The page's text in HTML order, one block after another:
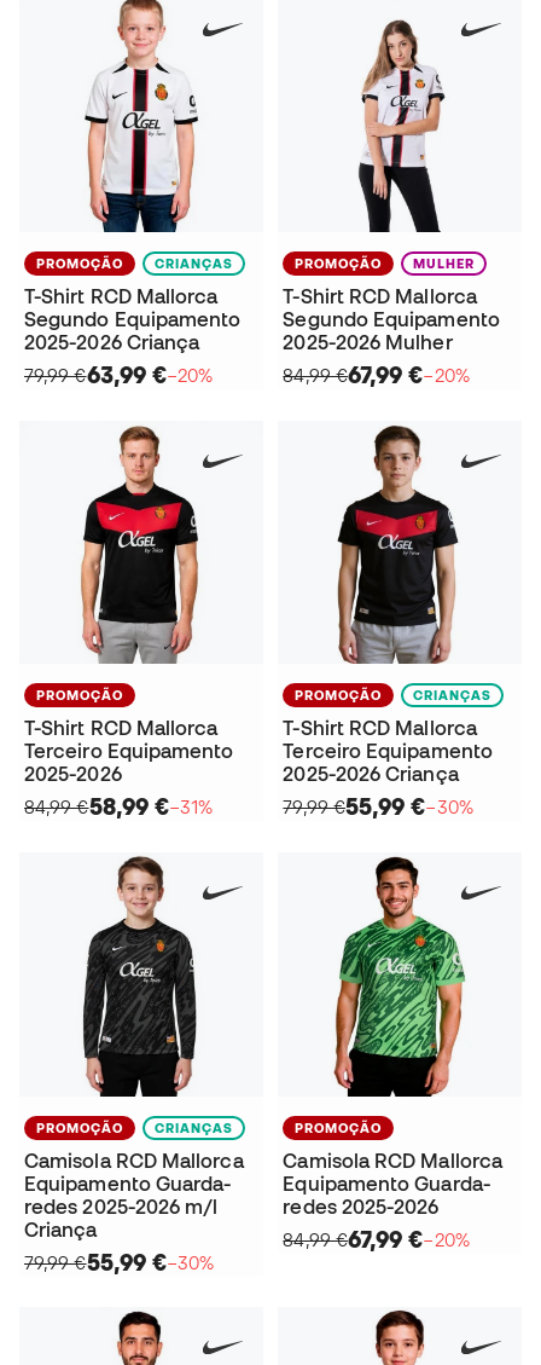
PROMOÇÃO CRIANÇAS
T-Shirt RCD Mallorca
Segundo Equipamento
2025-2026 Criança
79,99 €63,99 €−20%
PROMOÇÃO MULHER
T-Shirt RCD Mallorca
Segundo Equipamento
2025-2026 Mulher
84,99 €67,99 €−20%
PROMOÇÃO
T-Shirt RCD Mallorca
Terceiro Equipamento
2025-2026
84,99 €58,99 €−31%
PROMOÇÃO CRIANÇAS
T-Shirt RCD Mallorca
Terceiro Equipamento
2025-2026 Criança
79,99 €55,99 €−30%
PROMOÇÃO CRIANÇAS
Camisola RCD Mallorca
Equipamento Guarda-
redes 2025-2026 m/l
Criança
79,99 €55,99 €−30%
PROMOÇÃO
Camisola RCD Mallorca
Equipamento Guarda-
redes 2025-2026
84,99 €67,99 €−20%